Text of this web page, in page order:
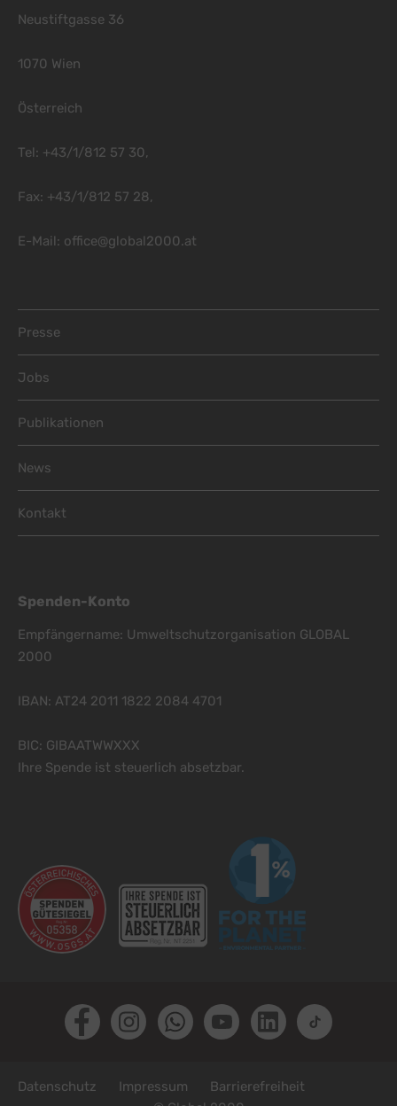
Neustiftgasse 36
1070 Wien
Österreich
Tel: +43/1/812 57 30,
Fax: +43/1/812 57 28,
E-Mail: office@global2000.at
Presse
Jobs
Publikationen
News
Kontakt
Spenden-Konto
Empfängername: Umweltschutzorganisation GLOBAL
2000
IBAN: AT24 2011 1822 2084 4701
BIC: GIBAATWWXXX
Ihre Spende ist steuerlich absetzbar.
Datenschutz Impressum
Barrierefreiheit